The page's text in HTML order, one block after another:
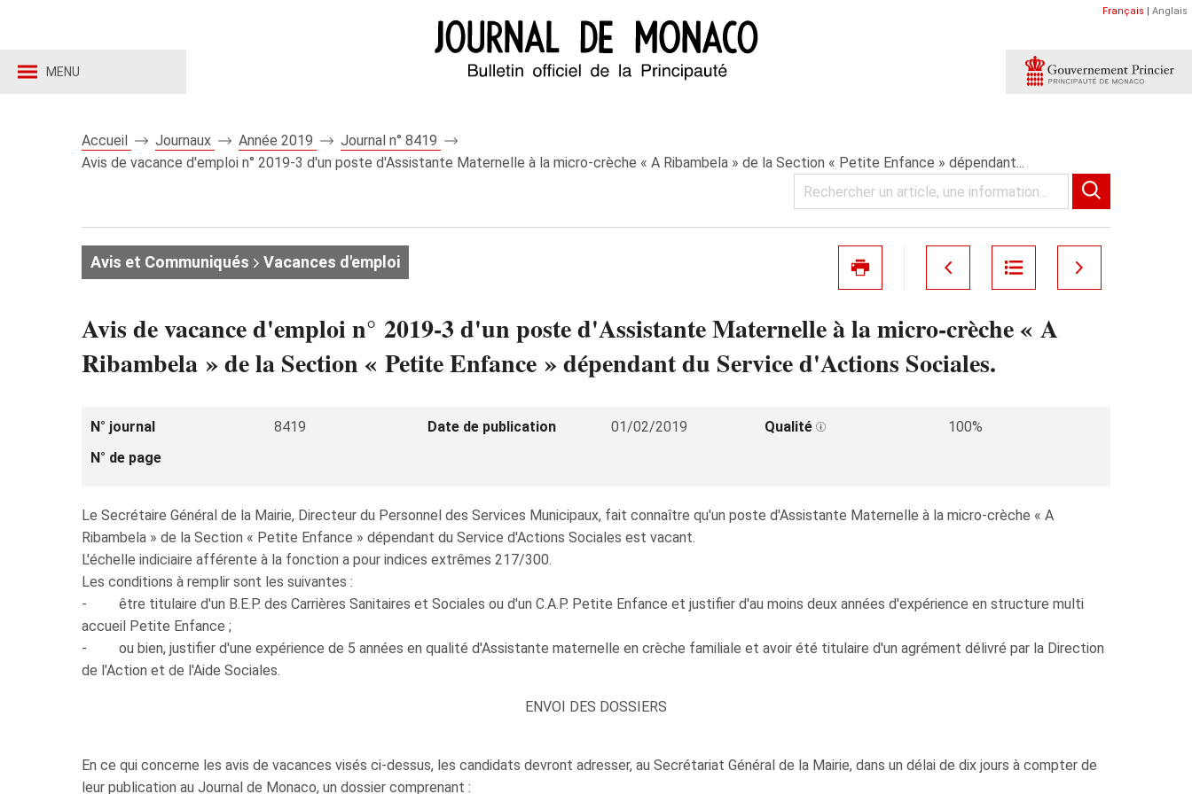
MENU
Français | Anglais
Accueil Journaux Année 2019
Journal n° 8419
Avis de vacance d'emploi n° 2019-3 d'un poste d'Assistante Maternelle à la micro-crèche « A Ribambela » de la Section « Petite Enfance » dépendant...
Avis et Communiqués Vacances d'emploi
Avis de vacance d'emploi n° 2019-3 d'un poste d'Assistante Maternelle à la micro-crèche « A
Ribambela » de la Section « Petite Enfance » dépendant du Service d'Actions Sociales.
N° journal 8419 Date de publication 01/02/2019 Qualité
100%
N° de page
Le Secrétaire Général de la Mairie, Directeur du Personnel des Services Municipaux, fait connaître qu'un poste d'Assistante Maternelle à la micro-crèche « A
Ribambela » de la Section « Petite Enfance » dépendant du Service d'Actions Sociales est vacant.
L'échelle indiciaire afférente à la fonction a pour indices extrêmes 217/300.
Les conditions à remplir sont les suivantes :
- être titulaire d'un B.E.P. des Carrières Sanitaires et Sociales ou d'un C.A.P. Petite Enfance et justifier d'au moins deux années d'expérience en structure multi
accueil Petite Enfance ;
- ou bien, justifier d'une expérience de 5 années en qualité d'Assistante maternelle en crèche familiale et avoir été titulaire d'un agrément délivré par la Direction
de l'Action et de l'Aide Sociales.
ENVOI DES DOSSIERS
En ce qui concerne les avis de vacances visés ci-dessus, les candidats devront adresser, au Secrétariat Général de la Mairie, dans un délai de dix jours à compter de
leur publication au Journal de Monaco, un dossier comprenant :